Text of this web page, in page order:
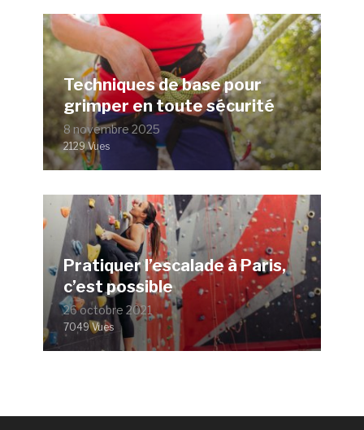
Techniques de base pour
grimper en toute sécurité
8 novembre 2025
2129 Vues
Pratiquer l’escalade à Paris,
c’est possible
26 octobre 2021
7049 Vues